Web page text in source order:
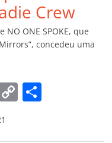
k h
ar
Crew
ONE SPOKE, que
concedeu uma
C